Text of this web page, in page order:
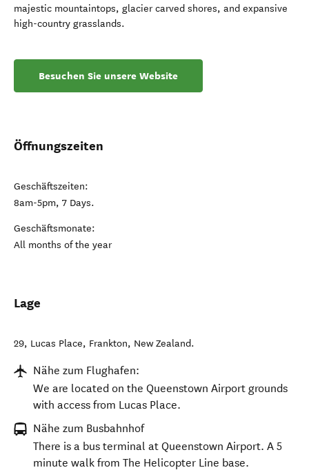
majestic mountaintops, glacier carved shores, and expansive
high-country grasslands.
Besuchen Sie unsere Website
Öffnungszeiten
Geschäftszeiten:
8am-5pm, 7 Days.
Geschäftsmonate:
All months of the year
Lage
29, Lucas Place, Frankton, New Zealand.
Nähe zum Flughafen:
We are located on the Queenstown Airport grounds
with access from Lucas Place.
Nähe zum Busbahnhof
There is a bus terminal at Queenstown Airport. A 5
minute walk from The Helicopter Line base.